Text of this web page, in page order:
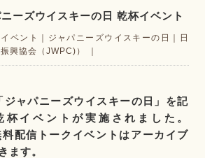
ーズウイスキーの日 乾杯イベント
イベント ジャパニーズウイスキーの日
日
興協会（JWPC)）
ジャパニーズウイスキーの日」を記
イベントが実施されました。
配信トークイベントはアーカイブ
ます。